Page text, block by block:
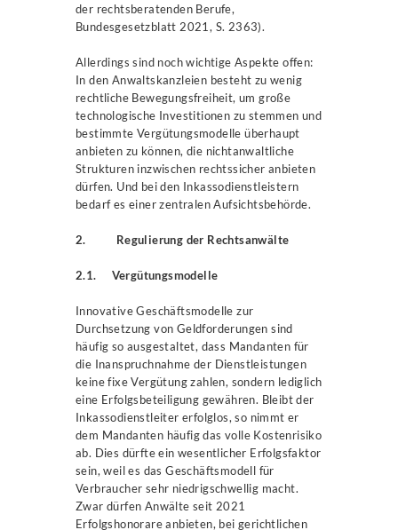
der rechtsberatenden Berufe,
Bundesgesetzblatt 2021, S. 2363).
Allerdings sind noch wichtige Aspekte offen:
In den Anwaltskanzleien besteht zu wenig
rechtliche Bewegungsfreiheit, um große
technologische Investitionen zu stemmen und
bestimmte Vergütungsmodelle überhaupt
anbieten zu können, die nichtanwaltliche
Strukturen inzwischen rechtssicher anbieten
dürfen. Und bei den Inkassodienstleistern
bedarf es einer zentralen Aufsichtsbehörde.
2. Regulierung der Rechtsanwälte
2.1. Vergütungsmodelle
Innovative Geschäftsmodelle zur
Durchsetzung von Geldforderungen sind
häufig so ausgestaltet, dass Mandanten für
die Inanspruchnahme der Dienstleistungen
keine fixe Vergütung zahlen, sondern lediglich
eine Erfolgsbeteiligung gewähren. Bleibt der
Inkassodienstleiter erfolglos, so nimmt er
dem Mandanten häufig das volle Kostenrisiko
ab. Dies dürfte ein wesentlicher Erfolgsfaktor
sein, weil es das Geschäftsmodell für
Verbraucher sehr niedrigschwellig macht.
Zwar dürfen Anwälte seit 2021
Erfolgshonorare anbieten, bei gerichtlichen